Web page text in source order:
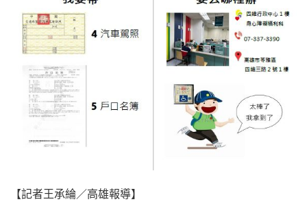
‌【記者王承綸／高雄報導】